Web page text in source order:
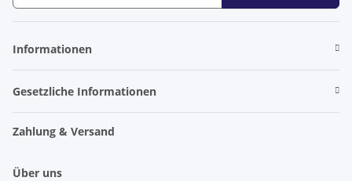
Informationen
Gesetzliche Informationen
Zahlung & Versand
Über uns